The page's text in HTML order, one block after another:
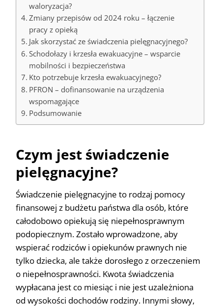
waloryzacja?
Zmiany przepisów od 2024 roku – łączenie
pracy z opieką
Jak skorzystać ze świadczenia pielęgnacyjnego?
Schodołazy i krzesła ewakuacyjne – wsparcie
mobilności i bezpieczeństwa
Kto potrzebuje krzesła ewakuacyjnego?
PFRON – dofinansowanie na urządzenia
wspomagające
Podsumowanie
Czym jest świadczenie
pielęgnacyjne?
Świadczenie pielęgnacyjne to rodzaj pomocy
finansowej z budżetu państwa dla osób, które
całodobowo opiekują się niepełnosprawnym
podopiecznym. Zostało wprowadzone, aby
wspierać rodziców i opiekunów prawnych nie
tylko dziecka, ale także dorosłego z orzeczeniem
o niepełnosprawności. Kwota świadczenia
wypłacana jest co miesiąc i nie jest uzależniona
od wysokości dochodów rodziny. Innymi słowy,